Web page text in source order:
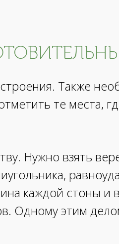
Также
те места,
Нужно взять
каждой стоны и
Одному этим